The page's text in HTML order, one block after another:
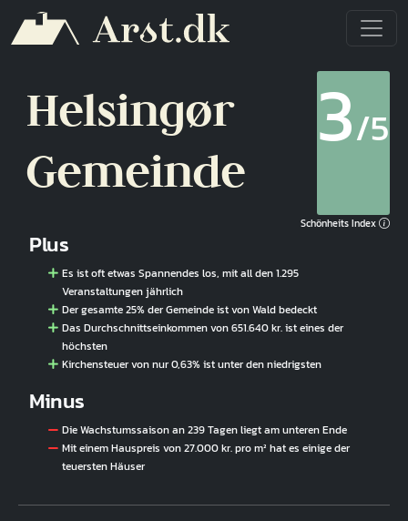
Helsingør
Gemeinde
3/5
Schönheits Index
Plus
Es ist oft etwas Spannendes los, mit all den 1.295
Veranstaltungen jährlich
Der gesamte 25% der Gemeinde ist von Wald bedeckt
Das Durchschnittseinkommen von 651.640 kr. ist eines der
höchsten
Kirchensteuer von nur 0,63% ist unter den niedrigsten
Minus
Die Wachstumssaison an 239 Tagen liegt am unteren Ende
Mit einem Hauspreis von 27.000 kr. pro m² hat es einige der
teuersten Häuser